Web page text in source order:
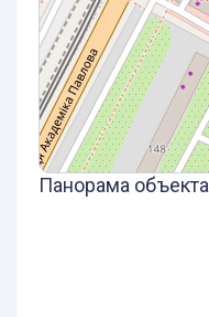
Панорама объекта